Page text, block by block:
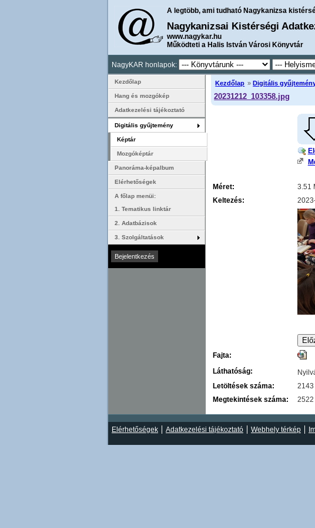
A legtöbb, ami tudható Nagykanizsa
Nagykanizsai Kistérségi
www.nagykar.hu
Működteti a Halis István Városi Könyvtár
NagyKAR honlapok:
Kezdőlap » Digitális
20231212_103358.jpg
Méret:
3.51
Keltezés:
Fajta:
Láthatóság:
Letöltések száma:
2143
Megtekintések száma:
2522
Kezdőlap
Hang és mozgókép
Adatkezelési tájékoztató
Digitális gyűjtemény
Képtár
Mozgóképtár
Panoráma-képalbum
Elérhetőségek
A főlap menüi:
1. Tematikus linktár
2. Adatbázisok
3. Szolgáltatások
Elérhetőségek Adatkezelési tájékoztató Webhely térkép